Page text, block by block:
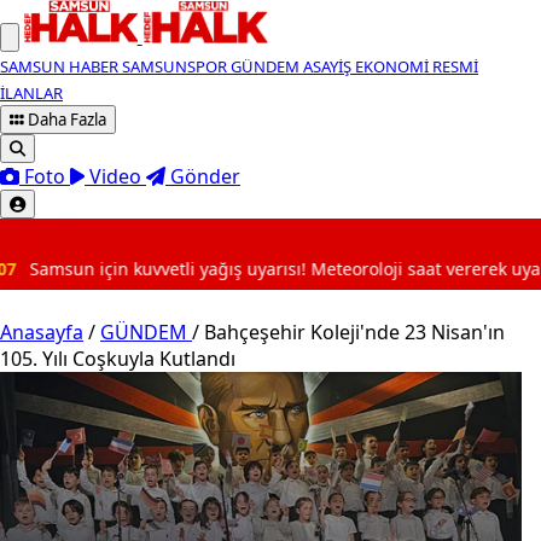
SAMSUN HABERSAMSUNSPORGÜNDEM ASAYİŞ EKONOMİ RESMİ
İLANLAR
Daha Fazla
Foto Video Gönder
Meteoroloji saat vererek uyardı... 20:52 Samsunspor
Anasayfa / GÜNDEM / Bahçeşehir Koleji'nde 23 Nisan'ın
105. Yılı Coşkuyla Kutlandı